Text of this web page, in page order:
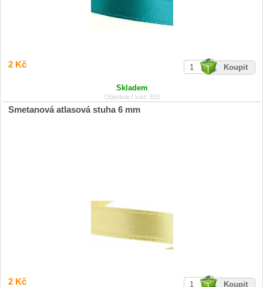
2 Kč
Skladem
Objednací kód: 315
Smetanová atlasová stuha 6 mm
2 Kč